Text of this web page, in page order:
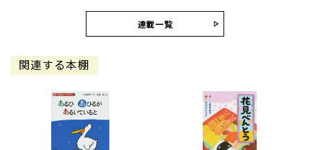
連載一覧
関連する本棚